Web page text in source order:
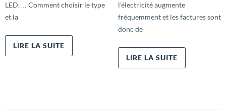
LED,… Comment choisir le type
et la
LIRE LA SUITE
l’électricité augmente
fréquemment et les factures sont
donc de
LIRE LA SUITE